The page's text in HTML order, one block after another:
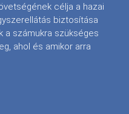
célja a hazai
biztosítása
a számukra szükséges
ahol és amikor arra